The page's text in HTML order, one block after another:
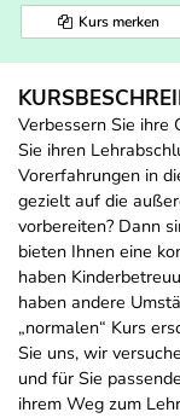
Kurs merken
Verbessern Sie ihre
Sie ihren
Vorerfahrungen in
gezielt auf die
vorbereiten? Dann
bieten Ihnen eine
haben
haben andere
„normalen“ Kurs
Sie uns, wir
und für Sie
ihrem Weg zum